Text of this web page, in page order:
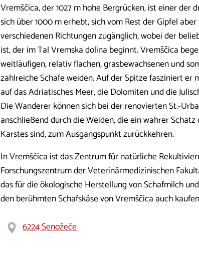
Vremščica, der 1027 m hohe Bergrücken, ist einer der
sich über 1000 m erhebt, sich vom Rest der Gipfel
verschiedenen Richtungen zugänglich, wobei der
ist, der im Tal Vremska dolina beginnt. Vremščica
weitläufigen, relativ flachen, grasbewachsenen und
zahlreiche Schafe weiden. Auf der Spitze fasziniert er
auf das Adriatisches Meer, die Dolomiten und die
Die Wanderer können sich bei der renovierten St.-
anschließend durch die Weiden, die ein wahrer
Karstes sind, zum Ausgangspunkt zurückkehren.
In Vremščica ist das Zentrum für natürliche
Forschungszentrum der Veterinärmedizinischen
das für die ökologische Herstellung von Schafmilch
den berühmten Schafskäse von Vremščica auch
6224 Senožeče